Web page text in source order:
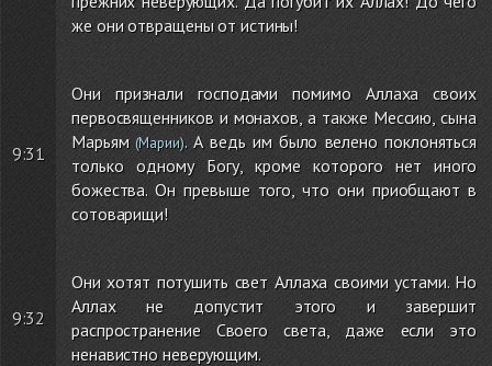
же они отвращены от истины!
9:31
Они признали господами помимо Аллаха своих
первосвященников и монахов, а также Мессию, сына
Марьям(Марии). А ведь им было велено поклоняться
только одному Богу, кроме которого нет иного
божества. Он превыше того, что они приобщают в
сотоварищи!
9:32
Они хотят потушить свет Аллаха своими устами. Но
Аллах не допустит этого и завершит
распространение Своего света, даже если это
ненавистно неверующим.